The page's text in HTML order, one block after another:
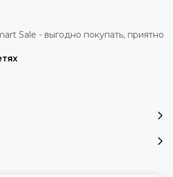
Sale - выгодно покупать, приятно